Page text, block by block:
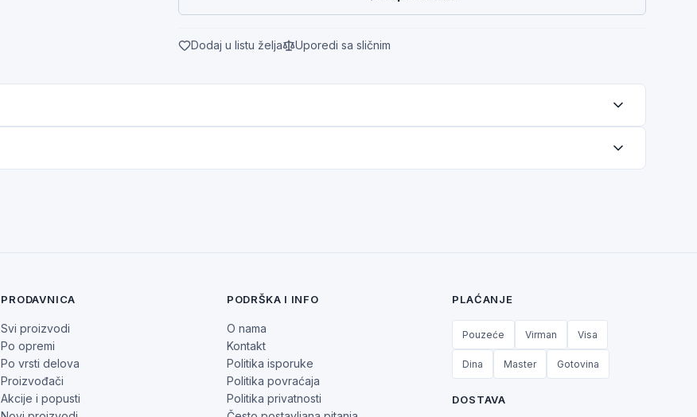
Dodaj u listu želja Uporedi sa sličnim
PRODAVNICA
Svi proizvodi
Po opremi
Po vrsti delova
Proizvođači
Akcije i popusti
PODRŠKA I INFO
O nama
Kontakt
Politika isporuke
Politika povraćaja
Politika privatnosti
PLAĆANJE
Pouzeće Virman Visa
Dina Master Gotovina
DOSTAVA